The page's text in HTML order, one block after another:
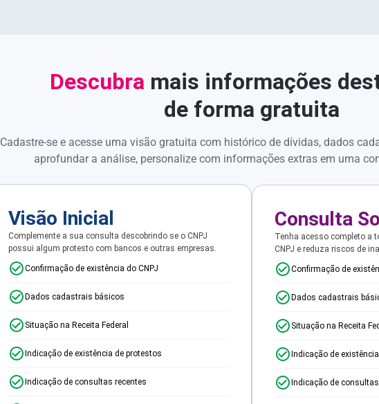
Descubra mais informações
de forma gratuita
Cadastre-se e acesse uma visão gratuita com histórico de dívidas, dados
aprofundar a análise, personalize com informações extras em uma
Visão Inicial
Complemente a sua consulta descobrindo se o CNPJ
possui algum protesto com bancos e outras empresas.
Confirmação de existência do CNPJ
Dados cadastrais básicos
Situação na Receita Federal
Indicação de existência de protestos
Indicação de consultas recentes
Consulta
Tenha acesso completo a
CNPJ e reduza riscos de
Confirmação de
Dados cadastrais
Situação na Receita
Indicação de
Indicação de